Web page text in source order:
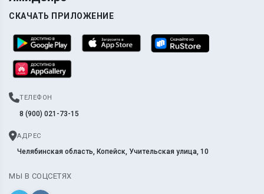
СКАЧАТЬ ПРИЛОЖЕНИЕ
ТЕЛЕФОН
8 (900) 021-73-15
АДРЕС
Челябинская область, Копейск, Учительская улица, 10
МЫ В СОЦСЕТЯХ